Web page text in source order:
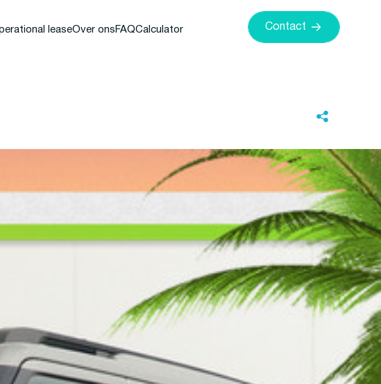
leaseOver ons FAQCalculator Contact